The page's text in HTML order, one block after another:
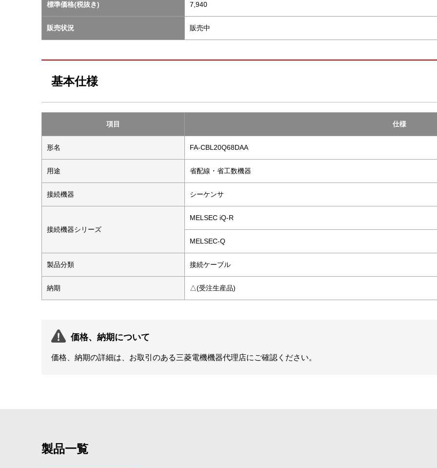
標準価格(税抜き) 7,940
販売状況 販売中
基本仕様
項目 仕様
形名 FA-CBL20Q68DAA
用途 省配線・省工数機器
接続機器 シーケンサ
接続機器シリーズ
MELSEC iQ-R
MELSEC-Q
製品分類 接続ケーブル
納期 △(受注生産品)
価格、納期について
価格、納期の詳細は、お取引のある三菱電機機器代理店にご確認ください。
製品一覧